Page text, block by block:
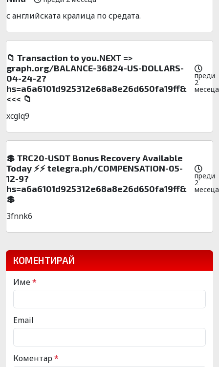
с английската кралица по средата.
📁 Transaction to you.NEXT =>
graph.org/BALANCE-36824-US-DOLLARS-
04-24-2?
hs=a6a6101d925312e68a8e26d650fa19ff&
<<< 📁
преди
2
месеца
xcglq9
💲 TRC20-USDT Bonus Recovery Available
Today ⚡⚡ telegra.ph/COMPENSATION-05-
12-9?
hs=a6a6101d925312e68a8e26d650fa19ff&
💲
преди
2
месеца
3fnnk6
КОМЕНТИРАЙ
Име*
Email
Коментар*